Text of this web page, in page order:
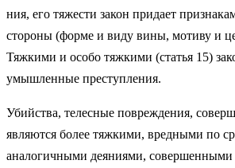
ния, его тяжести закон придает
стороны (форме и виду вины, мотиву и
Тяжкими и осо­бо тяжкими (статья 15)
умышленные пре­ступления.
Убийства, телесные повреждения,
являются более тяжкими, вредными по
аналогичны­ми деяниями, совершенными